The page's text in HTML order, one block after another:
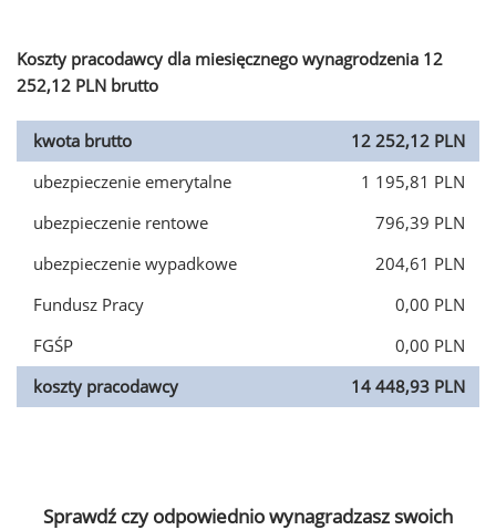
Koszty pracodawcy dla miesięcznego wynagrodzenia 12
252,12 PLN brutto
kwota brutto
12 252,12 PLN
ubezpieczenie emerytalne
1 195,81 PLN
ubezpieczenie rentowe
796,39 PLN
ubezpieczenie wypadkowe
204,61 PLN
Fundusz Pracy
0,00 PLN
FGŚP
0,00 PLN
koszty pracodawcy
14 448,93 PLN
Sprawdź czy odpowiednio wynagradzasz swoich